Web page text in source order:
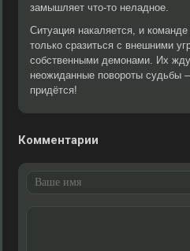
замышляет что-то неладное.
Ситуация накаляется, и
только сразиться с внешними
собственными демонами. Их
неожиданные повороты судьбы
придётся!
Комментарии